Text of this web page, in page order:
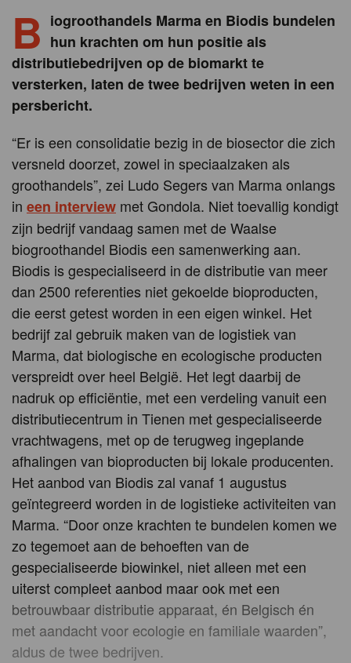
B iogroothandels Marma en Biodis bundelen
hun krachten om hun positie als
distributiebedrijven op de biomarkt te
versterken, laten de twee bedrijven weten in een
persbericht.
“Er is een consolidatie bezig in de biosector die zich
versneld doorzet, zowel in speciaalzaken als
groothandels”, zei Ludo Segers van Marma onlangs
in een interview met Gondola. Niet toevallig kondigt
zijn bedrijf vandaag samen met de Waalse
biogroothandel Biodis een samenwerking aan.
Biodis is gespecialiseerd in de distributie van meer
dan 2500 referenties niet gekoelde bioproducten,
die eerst getest worden in een eigen winkel. Het
bedrijf zal gebruik maken van de logistiek van
Marma, dat biologische en ecologische producten
verspreidt over heel België. Het legt daarbij de
nadruk op efficiëntie, met een verdeling vanuit een
distributiecentrum in Tienen met gespecialiseerde
vrachtwagens, met op de terugweg ingeplande
afhalingen van bioproducten bij lokale producenten.
Het aanbod van Biodis zal vanaf 1 augustus
geïntegreerd worden in de logistieke activiteiten van
Marma. “Door onze krachten te bundelen komen we
zo tegemoet aan de behoeften van de
gespecialiseerde biowinkel, niet alleen met een
uiterst compleet aanbod maar ook met een
betrouwbaar distributie apparaat, én Belgisch én
met aandacht voor ecologie en familiale waarden”,
aldus de twee bedrijven.